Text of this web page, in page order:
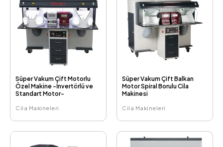
Süper Vakum Çift Motorlu
Özel Makine -İnvertörlü ve
Standart Motor-
Cila Makineleri
Süper Vakum Çift Balkan
Motor Spiral Borulu Cila
Makinesi
Cila Makineleri